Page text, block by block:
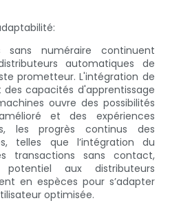
numéraire continuent
automatiques de
prometteur. L'intégration de
capacités d'apprentissage
ouvre des possibilités
et des expériences
les progrès continus des
telles que l’intégration du
transactions sans contact,
aux distributeurs
en espèces pour s’adapter
optimisée.